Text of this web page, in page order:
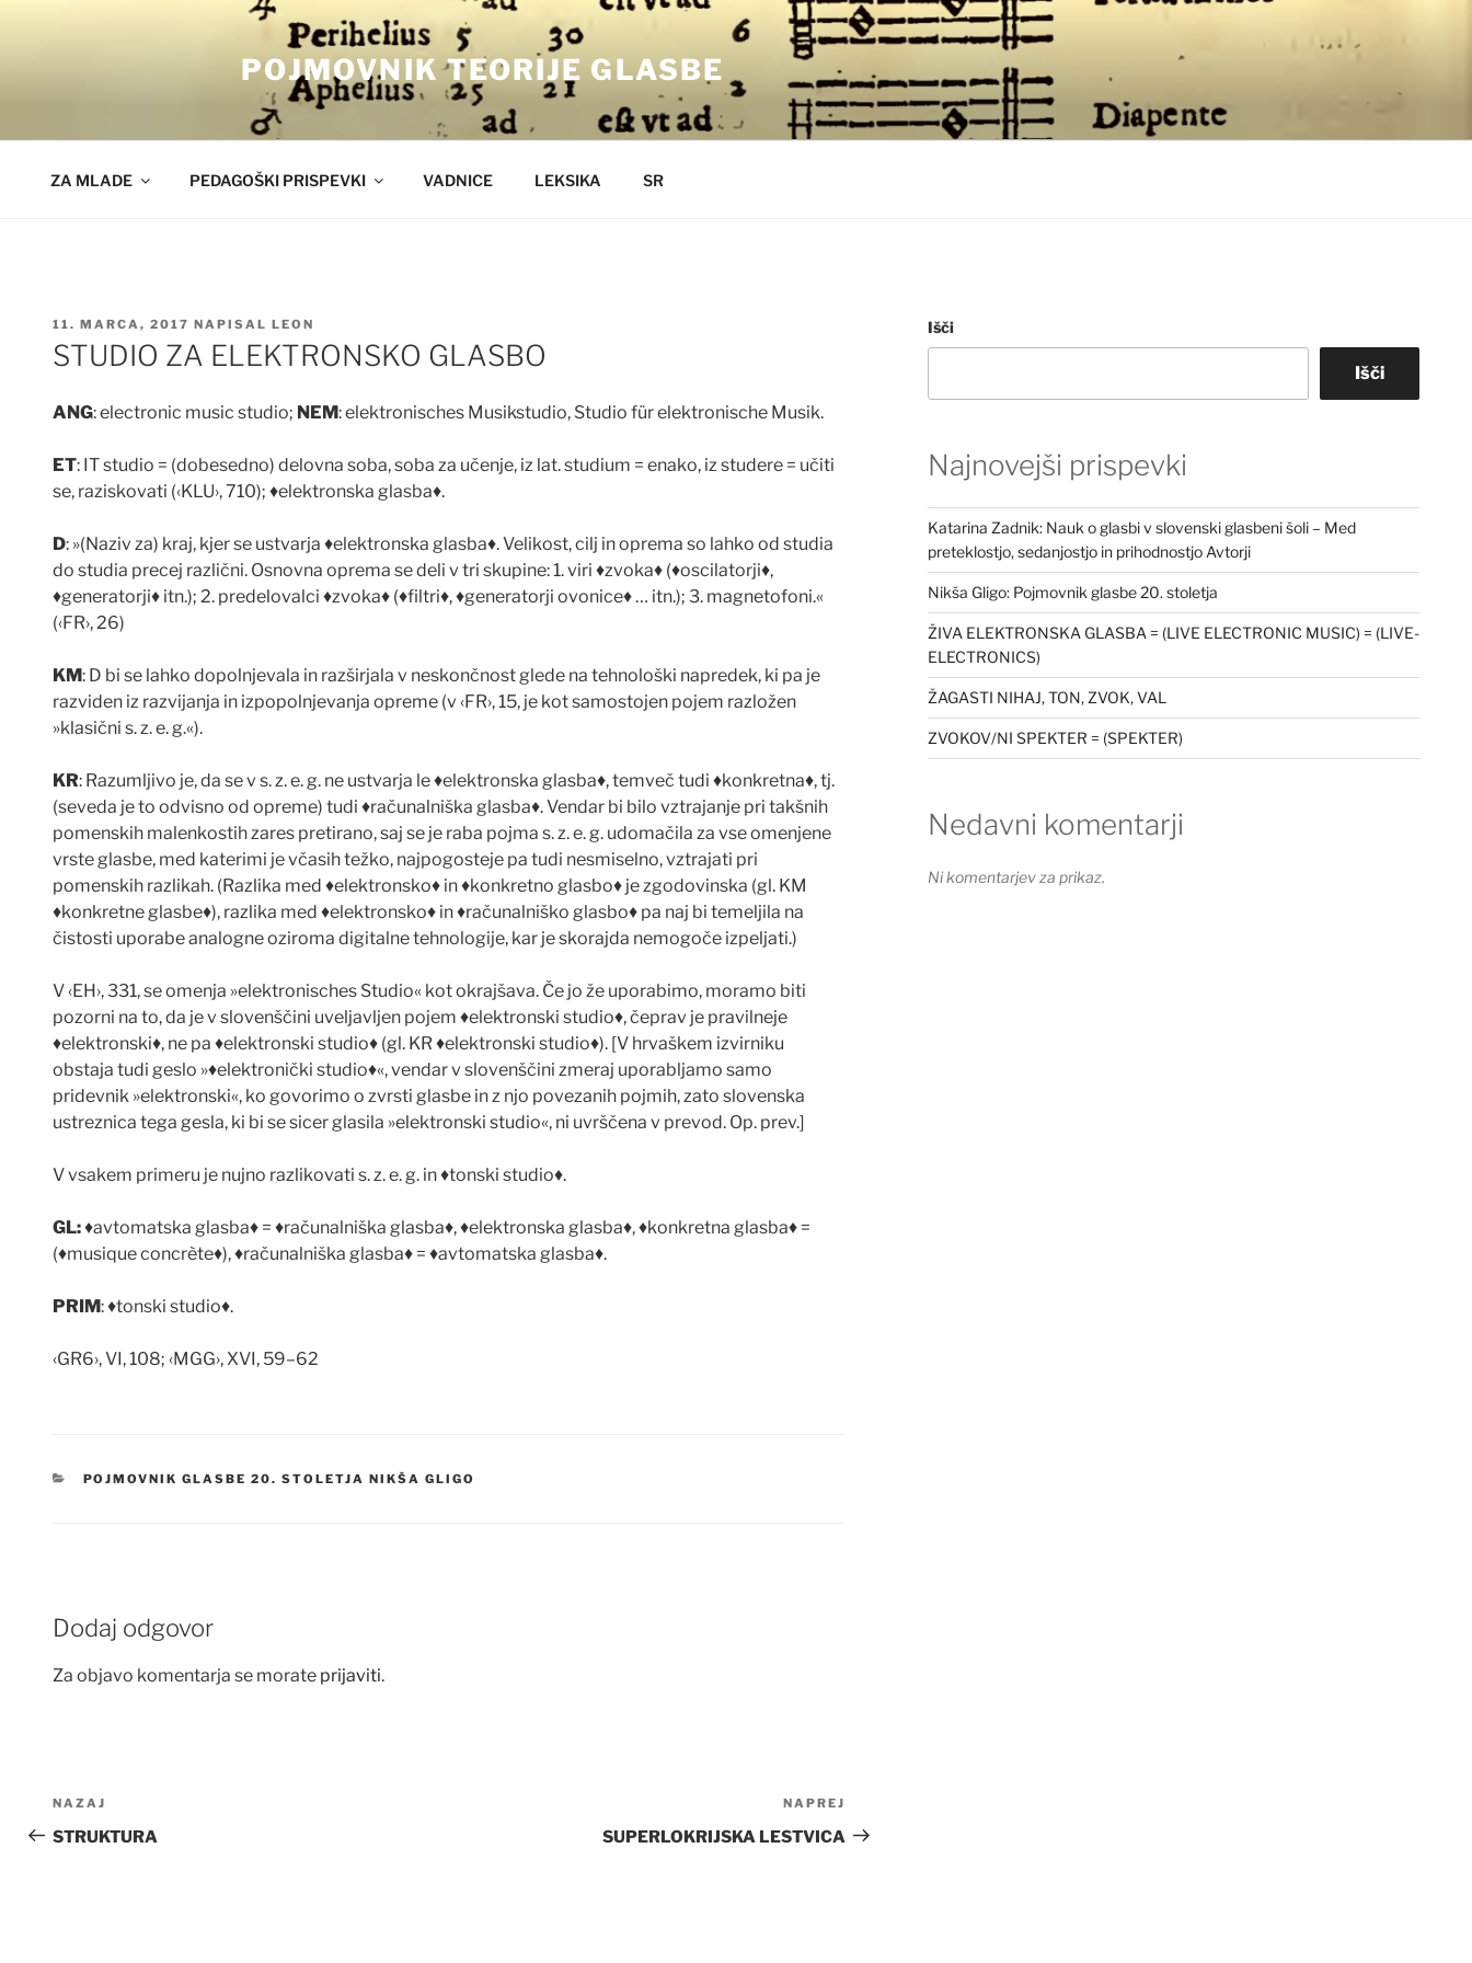
POJMOVNIK TEORIJE GLASBE
ZA MLADE PEDAGOŠKI PRISPEVKI VADNICE LEKSIKA SR
OBJAVLJENO
DNE
11. MARCA, 2017 NAPISAL LEON
STUDIO ZA ELEKTRONSKO GLASBO
ANG: electronic music studio; NEM: elektronisches Musikstudio, Studio für elektronische Musik.
ET: IT studio = (dobesedno) delovna soba, soba za učenje, iz lat. studium = enako, iz studere = učiti
se, raziskovati (‹KLU›, 710); ♦elektronska glasba♦.
D: »(Naziv za) kraj, kjer se ustvarja ♦elektronska glasba♦. Velikost, cilj in oprema so lahko od studia
do studia precej različni. Osnovna oprema se deli v tri skupine: 1. viri ♦zvoka♦ (♦oscilatorji♦,
♦generatorji♦ itn.); 2. predelovalci ♦zvoka♦ (♦filtri♦,♦generatorji ovonice♦… itn.); 3. magnetofoni.«
(‹FR›, 26)
KM: D bi se lahko dopolnjevala in razširjala v neskončnost glede na tehnološki napredek, ki pa je
razviden iz razvijanja in izpopolnjevanja opreme (v ‹FR›, 15, je kot samostojen pojem razložen
»klasični s. z. e. g.«).
KR: Razumljivo je, da se v s. z. e. g. ne ustvarja le♦elektronska glasba♦, temveč tudi ♦konkretna♦, tj.
(seveda je to odvisno od opreme) tudi ♦računalniška glasba♦. Vendar bi bilo vztrajanje pri takšnih
pomenskih malenkostih zares pretirano, saj se je raba pojma s. z. e. g. udomačila za vse omenjene
vrste glasbe, med katerimi je včasih težko, najpogosteje pa tudi nesmiselno, vztrajati pri
pomenskih razlikah. (Razlika med ♦elektronsko♦ in♦konkretno glasbo♦ je zgodovinska (gl. KM
♦konkretne glasbe♦), razlika med ♦elektronsko♦ in♦računalniško glasbo♦ pa naj bi temeljila na
čistosti uporabe analogne oziroma digitalne tehnologije, kar je skorajda nemogoče izpeljati.)
V ‹EH›, 331, se omenja »elektronisches Studio« kot okrajšava. Če jo že uporabimo, ­moramo biti
pozorni na to, da je v slovenščini uveljavljen pojem ♦elektronski studio♦,čeprav je pravilneje
♦elektronski♦, ne pa ♦elektronski studio♦ (gl. KR♦elektronski studio♦). [V hrvaškem izvirniku
obstaja tudi geslo »♦elektronički studio♦«, vendar v slovenščini zmeraj uporabljamo samo
pridevnik »elektronski«, ko govorimo o zvrsti glasbe in z njo povezanih pojmih, zato slovenska
ustreznica tega gesla, ki bi se sicer glasila »elektronski studio«, ni uvrščena v prevod. Op. prev.]
V vsakem primeru je nujno razlikovati s. z. e. g. in♦tonski studio♦.
GL:♦avtomatska glasba♦ = ♦računalniška glasba♦,♦elektronska glasba♦,♦konkretna glasba♦ =
(♦musique concrète♦),♦računalniška glasba♦ = ♦avtomatska glasba♦.
PRIM:♦tonski studio♦.
‹GR6›, VI, 108; ‹MGG›, XVI, 59–62
KATEGORIJE
POJMOVNIK GLASBE 20. STOLETJA NIKŠA GLIGO
Dodaj odgovor
Za objavo komentarja se morate prijaviti.
Navigacija
prispevka
Prejšnji
prispevek
NAZAJ
STRUKTURA
prispevek
NAPREJ
SUPERLOKRIJSKA LESTVICA
Išči
Išči
Najnovejši prispevki
Katarina Zadnik: Nauk o glasbi v slovenski glasbeni šoli – Med
preteklostjo, sedanjostjo in prihodnostjo Avtorji
Nikša Gligo: Pojmovnik glasbe 20. stoletja
ŽIVA ELEKTRONSKA GLASBA = (LIVE ELECTRONIC MUSIC) = (LIVE-
ELECTRONICS)
ŽAGASTI NIHAJ, TON, ZVOK, VAL
ZVOKOV/NI SPEKTER = (SPEKTER)
Nedavni komentarji
Ni komentarjev za prikaz.